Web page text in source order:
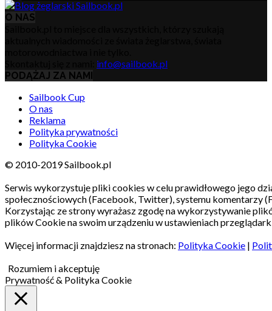
O NAS
info@sailbook.pl
PODĄŻAJ ZA NAMI
Sailbook Cup
O nas
Reklama
Polityka prywatności
Polityka Cookie
© 2010-2019 Sailbook.pl
Serwis wykorzystuje pliki cookies w celu prawidłowego jego
społecznościowych (Facebook, Twitter), systemu komentarzy
Korzystając ze strony wyrażasz zgodę na wykorzystywanie
plików Cookie na swoim urządzeniu w ustawieniach
Więcej informacji znajdziesz na stronach: Polityka Cookie |
Rozumiem i akceptuję
Prywatność & Polityka Cookie